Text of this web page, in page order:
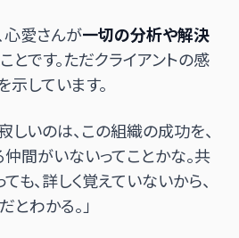
心愛さんが一切の分析や解決
ことです。ただクライアントの感
しています。
しいのは、この組織の成功を、
間がいないってことかな。共
も、詳しく覚えていないから、
とわかる。」